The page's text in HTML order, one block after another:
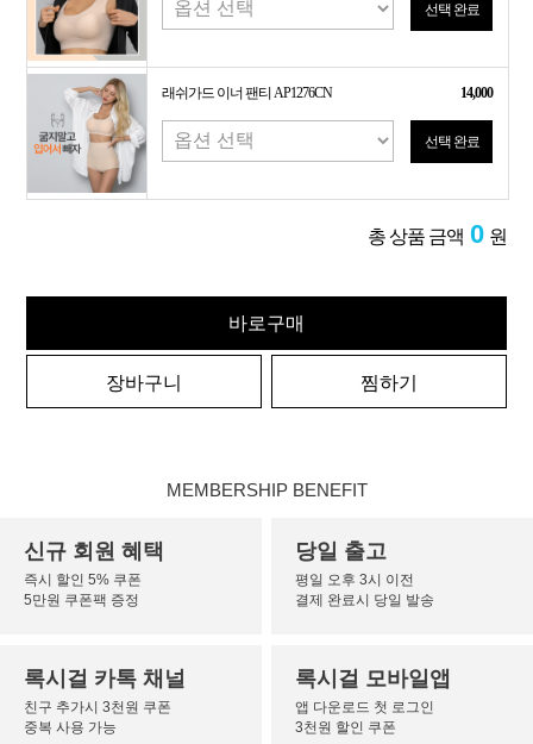
선택 완료
래쉬가드 이너 팬티 AP1276CN 14,000
선택 완료
총 상품 금액 0 원
바로구매
장바구니 찜하기
MEMBERSHIP BENEFIT
신규 회원 혜택
즉시 할인 5% 쿠폰
5만원 쿠폰팩 증정
당일 출고
평일 오후 3시 이전
결제 완료시 당일 발송
록시걸 카톡 채널
친구 추가시 3천원 쿠폰
중복 사용 가능
록시걸 모바일앱
앱 다운로드 첫 로그인
3천원 할인 쿠폰